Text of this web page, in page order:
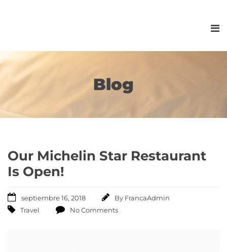
Blog
Our Michelin Star Restaurant
Is Open!
septiembre 16, 2018 By FrancaAdmin
Travel
No Comments